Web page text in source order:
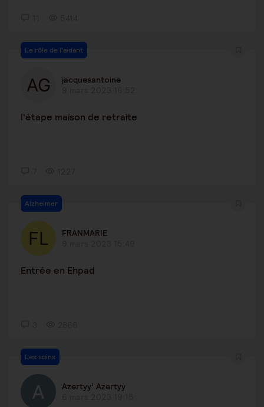
Le rôle de l'aidant
jacquesantoine
l'étape maison de retraite
Alzheimer
FRANMARIE
Entrée en Ehpad
Les soins
Azertyy’ Azertyy